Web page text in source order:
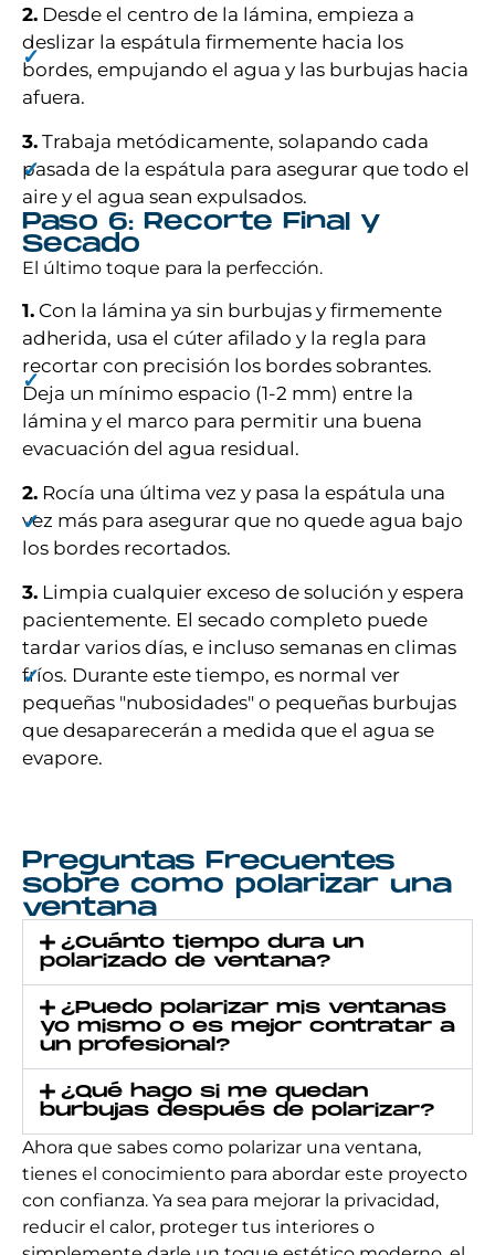
2. Desde el centro de la lámina, empieza a
deslizar la espátula firmemente hacia los
bordes, empujando el agua y las burbujas hacia
afuera.
3. Trabaja metódicamente, solapando cada
pasada de la espátula para asegurar que todo el
aire y el agua sean expulsados.
Paso 6: Recorte Final y
Secado
El último toque para la perfección.
1. Con la lámina ya sin burbujas y firmemente
adherida, usa el cúter afilado y la regla para
recortar con precisión los bordes sobrantes.
Deja un mínimo espacio (1-2 mm) entre la
lámina y el marco para permitir una buena
evacuación del agua residual.
2. Rocía una última vez y pasa la espátula una
vez más para asegurar que no quede agua bajo
los bordes recortados.
3. Limpia cualquier exceso de solución y espera
pacientemente. El secado completo puede
tardar varios días, e incluso semanas en climas
fríos. Durante este tiempo, es normal ver
pequeñas "nubosidades" o pequeñas burbujas
que desaparecerán a medida que el agua se
evapore.
Preguntas Frecuentes
sobre como polarizar una
ventana​
¿Cuánto tiempo dura un
polarizado de ventana?
¿Puedo polarizar mis ventanas
yo mismo o es mejor contratar a
un profesional?
¿Qué hago si me quedan
burbujas después de polarizar?
Ahora que sabes como polarizar una ventana​​,
tienes el conocimiento para abordar este proyecto
con confianza. Ya sea para mejorar la privacidad,
reducir el calor, proteger tus interiores o